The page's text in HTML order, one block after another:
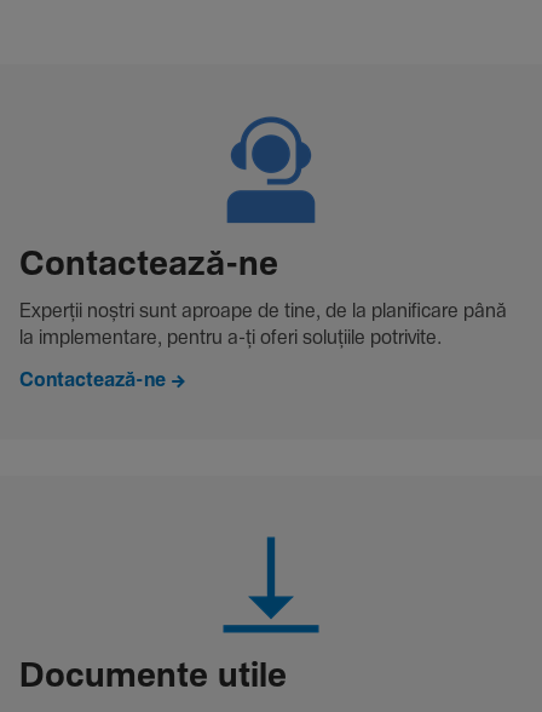
Contac­tează-ne
Experții noștri sunt aproape de tine, de la plani­fi­care până
la imple­men­tare, pentru a-ți oferi solu­țiile potri­vite.
Contactează-ne
Docu­mente utile